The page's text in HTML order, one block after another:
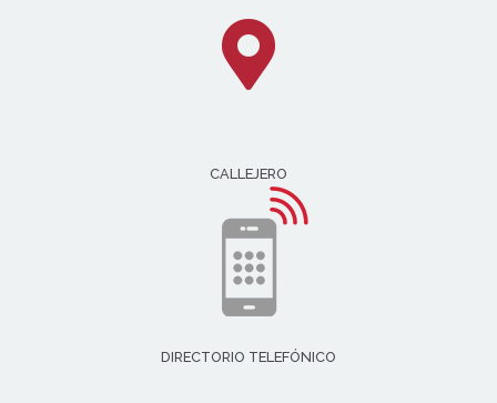
CALLEJERO
DIRECTORIO TELEFÓNICO